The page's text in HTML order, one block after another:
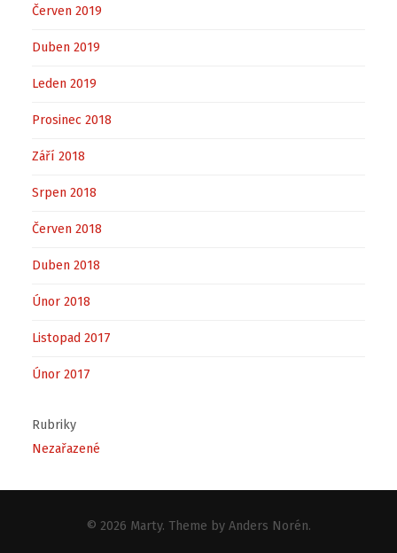
Červen 2019
Duben 2019
Leden 2019
Prosinec 2018
Září 2018
Srpen 2018
Červen 2018
Duben 2018
Únor 2018
Listopad 2017
Únor 2017
Rubriky
Nezařazené
© 2026 Marty. Theme by Anders Norén.